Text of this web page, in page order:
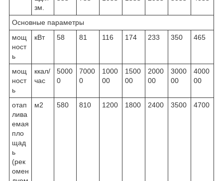
зм.
Основные параметры
мощ
ност
ь
кВт 58 81 116 174 233 350 465
мощ
ност
ь
ккал/
час
5000
0
7000
0
1000
00
1500
00
2000
00
3000
00
4000
00
отап
лива
емая
пло
щад
ь
(рек
омен
м2 580 810 1200 1800 2400 3500 4700